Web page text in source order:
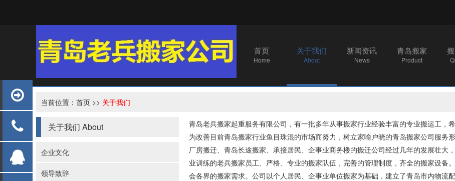
首页
Home
关于我们
About
新闻资讯
News
青岛搬家
Product
当前位置： 首页 >> 关于我们
关于我们 About
企业文化
领导致辞
青岛老兵搬家起重服务有限公司，有一批多年从事搬家行业经验丰富的专业搬运工，
为改善目前青岛搬家行业鱼目珠混的市场而努力，树立家喻户晓的青岛搬家公司服务
厂房搬迁、青岛长途搬家、承接居民、企事业商务楼的搬迁公司经过几年的发展壮大
业训练的老兵搬家员工、严格、专业的搬家队伍，完善的管理制度，齐全的搬家设备
会各界的搬家需求。公司以个人居民、企事业单位搬家为基础，建立了青岛市内物流